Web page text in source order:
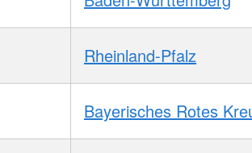
Rheinland-Pfalz
Bayerisches Rotes